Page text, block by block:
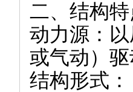
二、结构
动力源：
或气动）
结构形式：